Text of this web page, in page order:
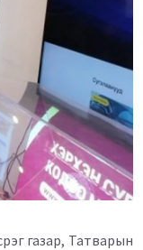
газар, Татварын